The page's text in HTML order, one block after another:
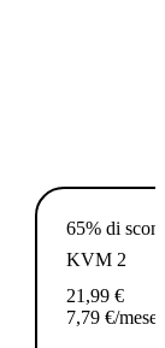
65% di
KVM 2
21,99 €
7,79 €/mese